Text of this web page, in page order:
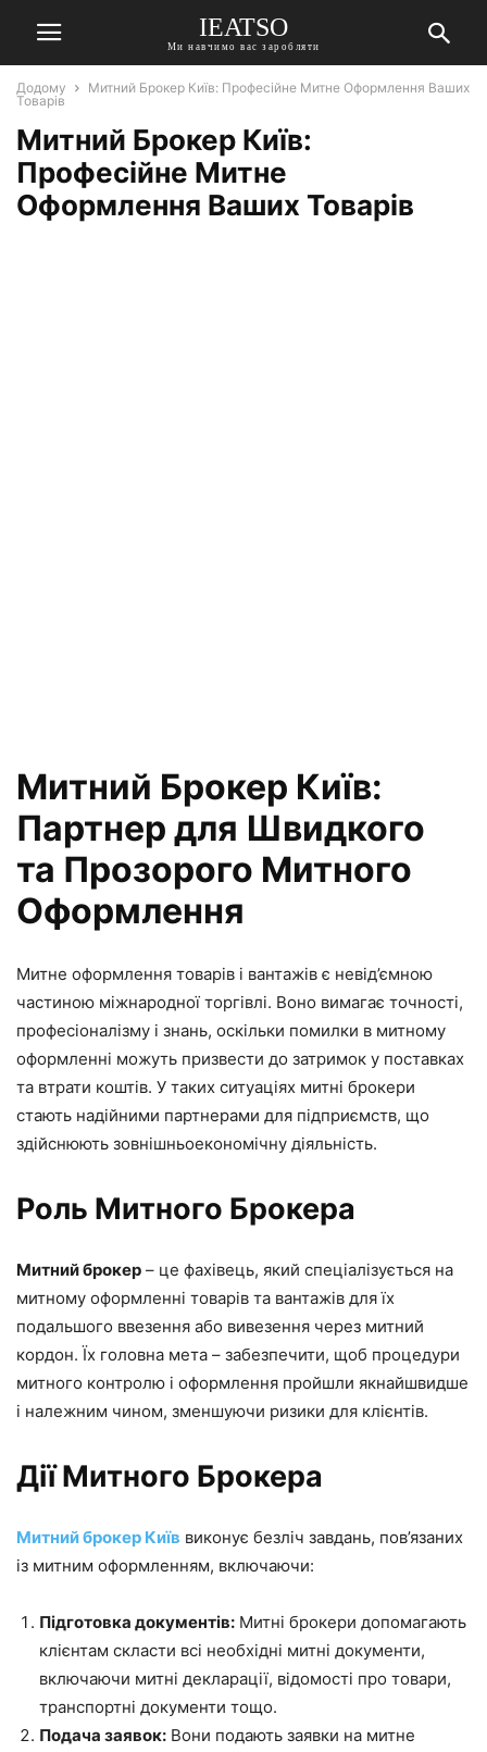
IEATSO
Ми навчимо вас заробляти
Додому
Митний Брокер Київ: Професійне Митне Оформлення Ваших
Товарів
Митний Брокер Київ:
Професійне Митне
Оформлення Ваших Товарів
Митний Брокер Київ:
Партнер для Швидкого
та Прозорого Митного
Оформлення
Митне оформлення товарів і вантажів є невід’ємною
частиною міжнародної торгівлі. Воно вимагає точності,
професіоналізму і знань, оскільки помилки в митному
оформленні можуть призвести до затримок у поставках
та втрати коштів. У таких ситуаціях митні брокери
стають надійними партнерами для підприємств, що
здійснюють зовнішньоекономічну діяльність.
Роль Митного Брокера
Митний брокер – це фахівець, який спеціалізується на
митному оформленні товарів та вантажів для їх
подальшого ввезення або вивезення через митний
кордон. Їх головна мета – забезпечити, щоб процедури
митного контролю і оформлення пройшли якнайшвидше
і належним чином, зменшуючи ризики для клієнтів.
Дії Митного Брокера
Митний брокер Київ виконує безліч завдань, пов’язаних
із митним оформленням, включаючи:
Підготовка документів: Митні брокери допомагають
клієнтам скласти всі необхідні митні документи,
включаючи митні декларації, відомості про товари,
транспортні документи тощо.
Подача заявок: Вони подають заявки на митне